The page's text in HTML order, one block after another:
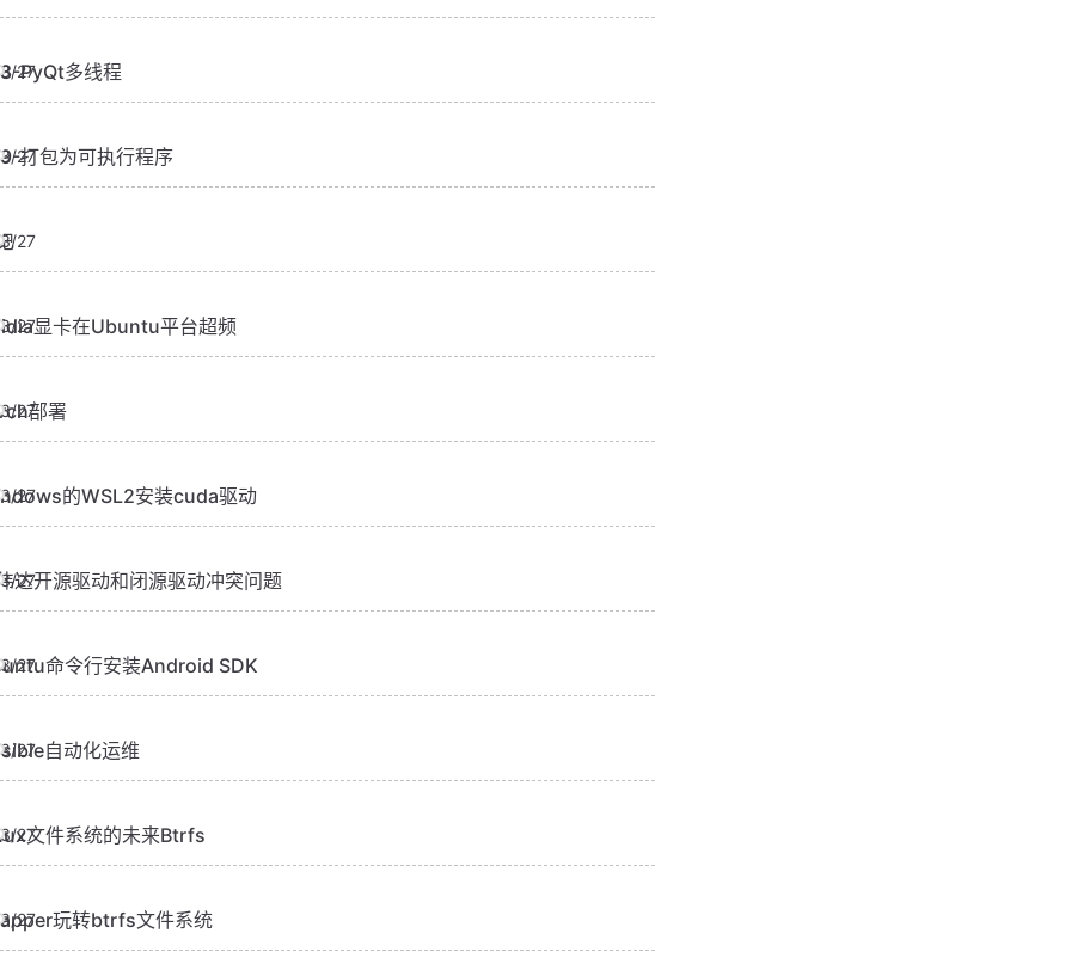
3/27PyQt多线程
3/27打包为可执行程序
3/27
3/27显卡在Ubuntu平台超频
3/27部署
3/27 的WSL2安装cuda驱动
3/27
达开源驱动和闭源驱动冲突问题
3/27 命令行安装Android SDK
3/27 自动化运维
3/27文件系统的未来Btrfs
3/27 玩转btrfs文件系统